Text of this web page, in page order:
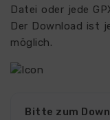
Datei oder jede
Der Download ist
möglich.
Bitte zum